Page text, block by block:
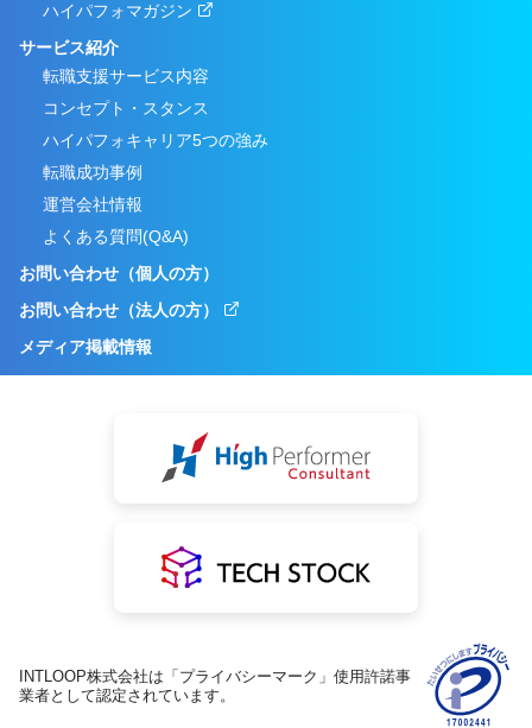
ハイパフォマガジン
サービス紹介
転職支援サービス内容
コンセプト・スタンス
ハイパフォキャリア5つの強み
転職成功事例
運営会社情報
よくある質問(Q&A)
お問い合わせ（個人の方）
お問い合わせ（法人の方）
メディア掲載情報
INTLOOP株式会社は「プライバシーマーク」使用許諾事
業者として認定されています。